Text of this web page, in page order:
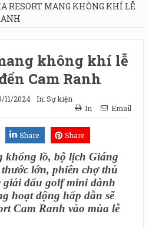
RESORT MANG KHÔNG KHÍ LỄ
không khí lễ
Cam Ranh
11/2024 In:Sự kiện
In Email
Share Share
khổng lồ, bộ lịch Giáng
lớn, phiên chợ thủ
giải đấu golf mini dành
hoạt động hấp dẫn sẽ
Cam Ranh vào mùa lễ